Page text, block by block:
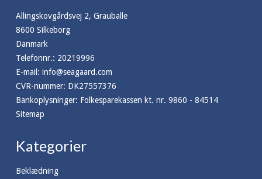
Allingskovgårdsvej 2, Grauballe
8600 Silkeborg
Danmark
Telefonnr.: 20219996
E-mail : info@seagaard.com
CVR-nummer: DK27557376
Bankoplysninger: Folkesparekassen kt. nr. 9860 - 84514
Sitemap
Kategorier
Beklædning